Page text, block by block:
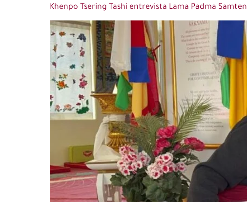
Khenpo Tsering Tashi entrevista Lama Padma Samten